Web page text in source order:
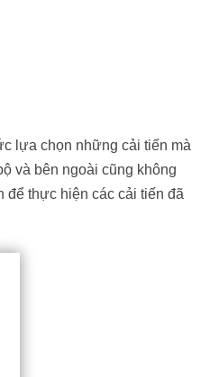
lựa chọn những cải tiến mà
và bên ngoài cũng không
thực hiện các cải tiến đã